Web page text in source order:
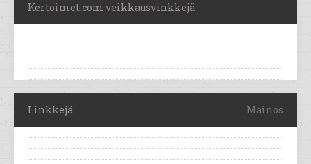
Kertoimet.com veikkausvinkkejä
Linkkejä Mainos